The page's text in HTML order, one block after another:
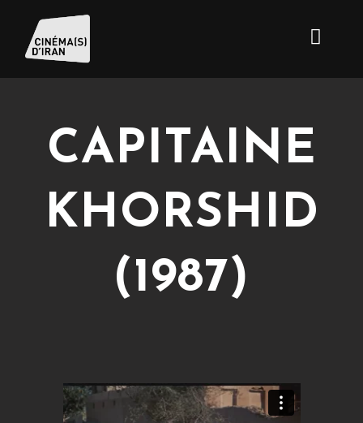
CAPITAINE
KHORSHID
(1987)